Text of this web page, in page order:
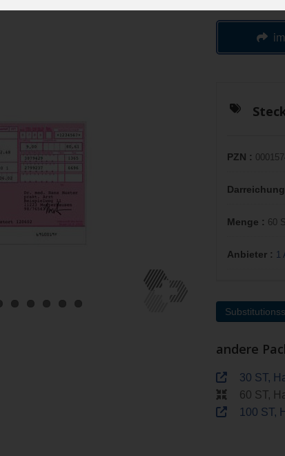
PZN :
Menge : 60
Anbieter : 1
andere
30 ST,
60 ST,
100 ST,